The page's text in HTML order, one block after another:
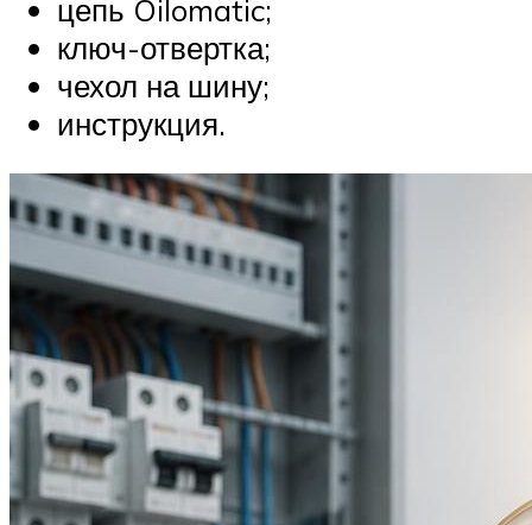
цепь Oilomatic;
ключ-отвертка;
чехол на шину;
инструкция.